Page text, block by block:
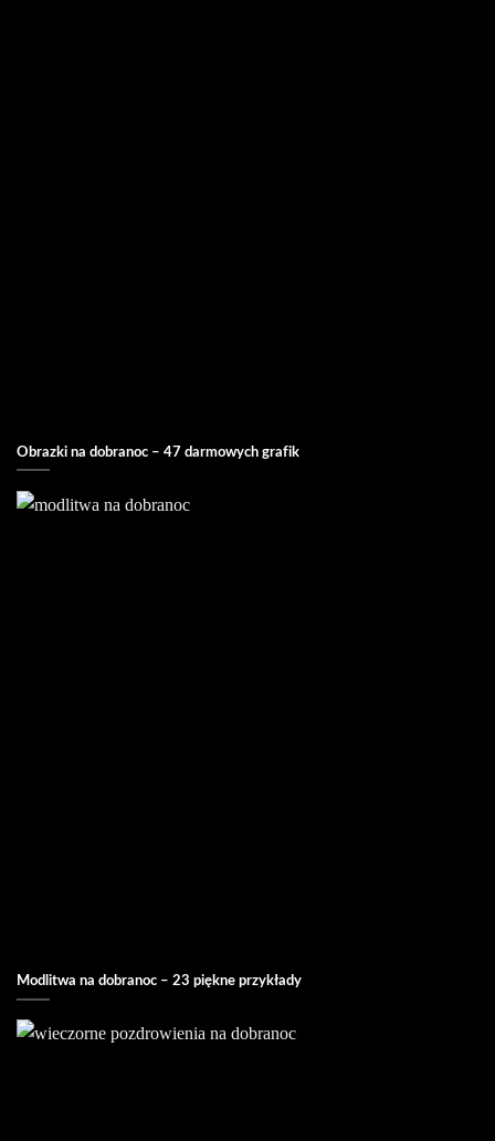
Obrazki na dobranoc – 47 darmowych grafik
Modlitwa na dobranoc – 23 piękne przykłady